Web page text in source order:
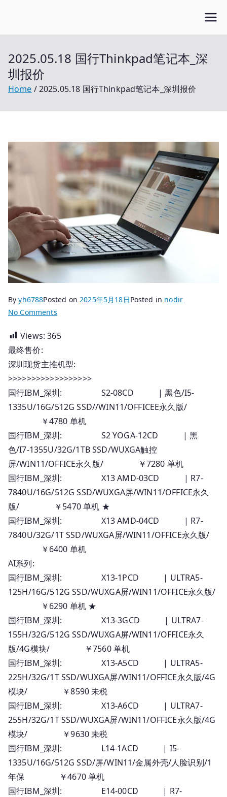
2025.05.18 国行Thinkpad笔记本_深
圳报价
Home 2025.05.18 国行Thinkpad笔记本_深圳报价
Byyh6788Posted on 2025年5月18日Posted in nodir
No Commentson
国
Thinkpad
笔
记
_
深
圳
报
价
Views: 365
最终售价:
深圳现货主推机型:
>>>>>>>>>>>>>>>>>>
国行IBM_深圳: S2-08CD | 黑色/I5-
1335U/16G/512G SSD//WIN11/OFFICEE永久版/
￥4780 单机
国行IBM_深圳: S2 YOGA-12CD | 黑
色/I7-1355U/32G/1TB SSD/WUXGA触控
屏/WIN11/OFFICE永久版/ ￥7280 单机
国行IBM_深圳: X13 AMD-03CD | R7-
7840U/16G/512G SSD/WUXGA屏/WIN11/OFFICE永久
版/ ￥5470 单机 ★
国行IBM_深圳: X13 AMD-04CD | R7-
7840U/32G/1T SSD/WUXGA屏/WIN11/OFFICE永久版/
￥6400 单机
AI系列:
国行IBM_深圳: X13-1PCD | ULTRA5-
125H/16G/512G SSD/WUXGA屏/WIN11/OFFICE永久版/
￥6290 单机 ★
国行IBM_深圳: X13-3GCD | ULTRA7-
155H/32G/512G SSD/WUXGA屏/WIN11/OFFICE永久
版/4G模块/ ￥7560 单机
国行IBM_深圳: X13-A5CD | ULTRA5-
225H/32G/1T SSD/WUXGA屏/WIN11/OFFICE永久版/4G
模块/ ￥8590 未税
国行IBM_深圳: X13-A6CD | ULTRA7-
255H/32G/1T SSD/WUXGA屏/WIN11/OFFICE永久版/4G
模块/ ￥9630 未税
国行IBM_深圳: L14-1ACD | I5-
1335U/16G/512G SSD/屏/WIN11/金属外壳/人脸识别/1
年保 ￥4670 单机
国行IBM_深圳: E14-00CD | R7-